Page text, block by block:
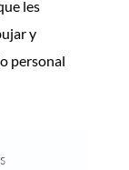
les
y
personal